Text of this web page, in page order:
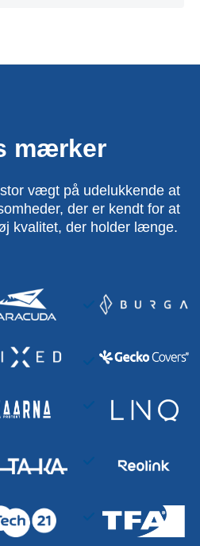
mærker
vægt på udelukkende at
der er kendt for at
kvalitet, der holder længe.